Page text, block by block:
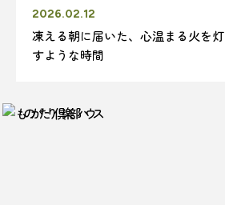
2026.02.12
凍える朝に届いた、心温まる火を灯
すような時間